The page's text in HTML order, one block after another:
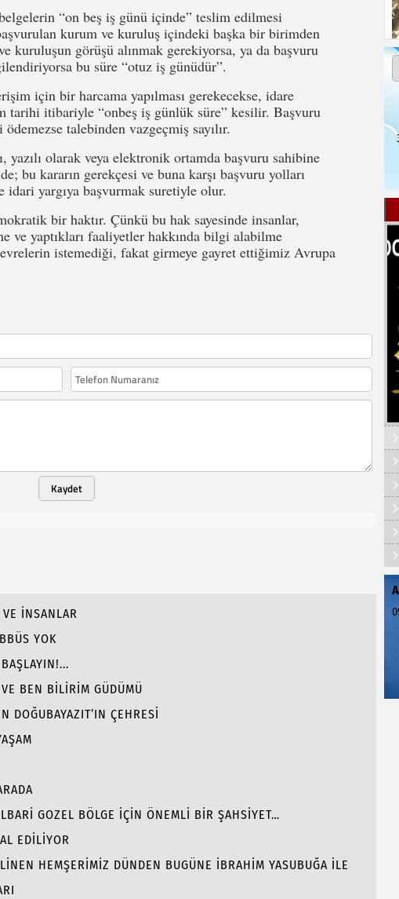
“on beş iş günü içinde” teslim edilmesi
kurum ve kuruluş içindeki başka bir birimden
kuruluşun görüşü alınmak gerekiyorsa, ya da başvuru
bu süre “otuz iş günüdür”.
için bir harcama yapılması gerekecekse, idare
itibariyle “onbeş iş günlük süre” kesilir. Başvuru
talebinden vazgeçmiş sayılır.
olarak veya elektronik ortamda başvuru sahibine
bu kararın gerekçesi ve buna karşı başvuru yolları
yargıya başvurmak suretiyle olur.
bir haktır. Çünkü bu hak sayesinde insanlar,
ve yaptıkları faaliyetler hakkında bilgi alabilme
istemediği, fakat girmeye gayret ettiğimiz Avrupa
Kaydet
VE İNSANLAR
YOK
BEN BİLİRİM GÜDÜMÜ
DOĞUBAYAZIT’IN ÇEHRESİ
GOZEL BÖLGE İÇİN ÖNEMLİ BİR ŞAHSİYET…
EDİLİYOR
HEMŞERİMİZ DÜNDEN BUGÜNE İBRAHİM YASUBUĞA İLE